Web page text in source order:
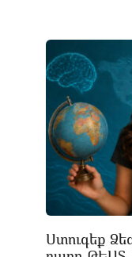
Ստուգեք